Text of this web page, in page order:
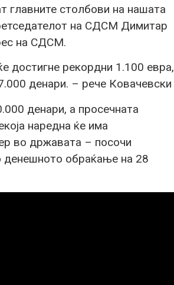
главните столбови на нашата
на СДСМ Димитар
на СДСМ.
достигне рекордни 1.100 евра,
денари. – рече Ковачевски
денари, а просечната
наредна ќе има
во државата – посочи
обраќање на 28